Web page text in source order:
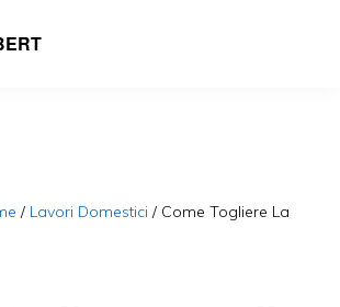
/ Lavori Domestici / Come Togliere La